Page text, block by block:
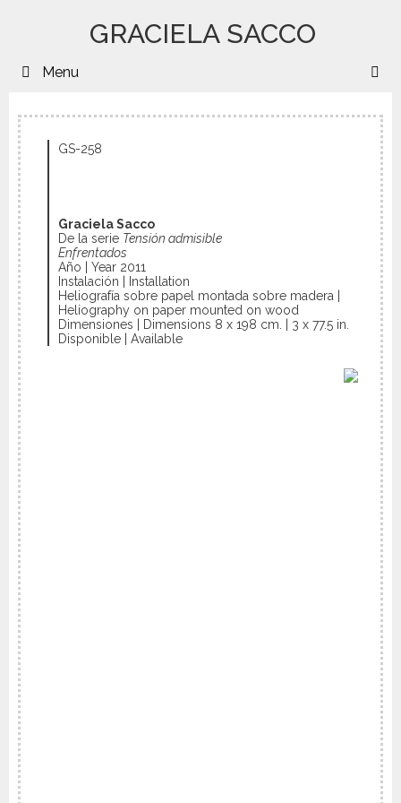
GRACIELA SACCO
Menu
GS-258
Graciela Sacco
De la serie Tensión admisible
Enfrentados
Año | Year 2011
Instalación | Installation
Heliografía sobre papel montada sobre madera |
Heliography on paper mounted on wood
Dimensiones | Dimensions 8 x 198 cm. | 3 x 77.5 in.
Disponible | Available